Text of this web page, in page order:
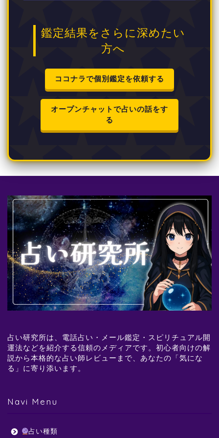
鑑定結果をさらに深めたい
方へ
ココナラで個別鑑定を依頼する
オープンチャットで占いの話をす
る
占い研究所は、電話占い・メール鑑定・スピリチュアル開
運法などを紹介する信頼のメディアです。初心者向けの解
説から本格的な占い師レビューまで、あなたの「気にな
る」に寄り添います。
Navi Menu
占い種類